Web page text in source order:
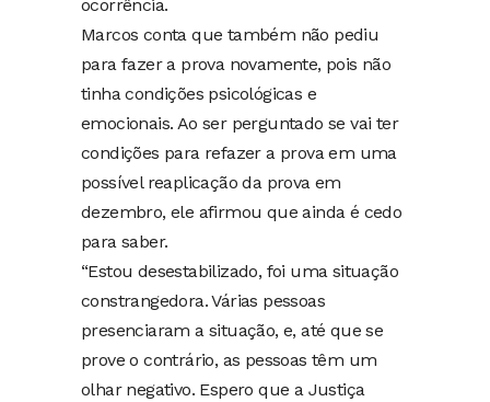
ocorrência.
Marcos conta que também não pediu
para fazer a prova novamente, pois não
tinha condições psicológicas e
emocionais. Ao ser perguntado se vai ter
condições para refazer a prova em uma
possível reaplicação da prova em
dezembro, ele afirmou que ainda é cedo
para saber.
“Estou desestabilizado, foi uma situação
constrangedora. Várias pessoas
presenciaram a situação, e, até que se
prove o contrário, as pessoas têm um
olhar negativo. Espero que a Justiça